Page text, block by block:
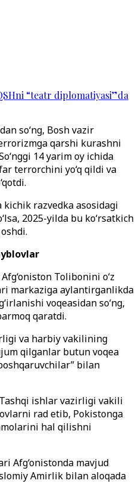
“teatr diplomatiyasi”da
so‘ng, Bosh vazir
qarshi kurashni
14 yarim oy ichida
terrorchini yo‘q qildi va
kichik razvedka asosidagi
2025-yilda bu ko‘rsatkich
Tolibonini o‘z
markaziga aylantirganlikda
voqeasidan so‘ng,
qaratdi.
va harbiy vakilining
qilganlar butun voqea
bilan
ishlar vazirligi vakili
rad etib, Pokistonga
hal qilishni
Afg‘onistonda mavjud
Amirlik bilan aloqada